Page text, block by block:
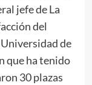
jefe de La
del
de
que ha tenido
30 plazas